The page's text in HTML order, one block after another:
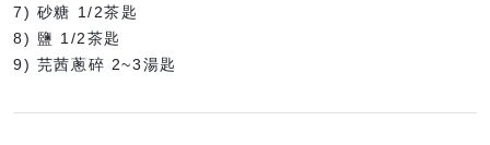
7) 砂糖 1/2茶匙
8) 鹽 1/2茶匙
9) 芫茜蔥碎 2~3湯匙